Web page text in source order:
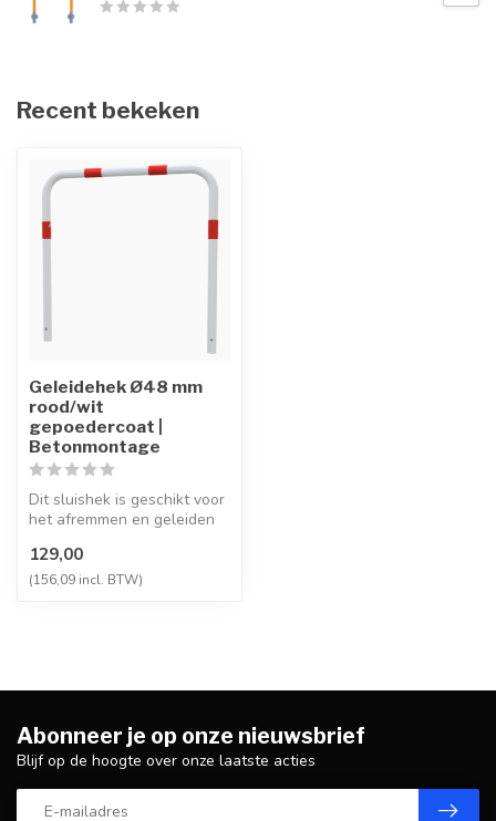
Recent bekeken
Geleidehek Ø48 mm
rood/wit
gepoedercoat |
Betonmontage
Dit sluishek is geschikt voor
het afremmen en geleiden
129,00
(156,09 incl. BTW)
Abonneer je op onze nieuwsbrief
Blijf op de hoogte over onze laatste acties